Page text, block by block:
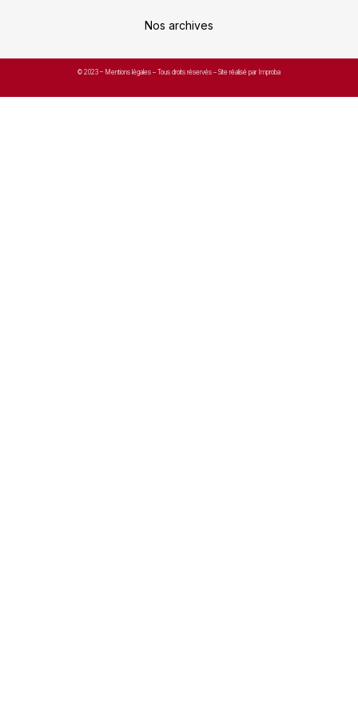
Nos archives
© 2023 – Mentions légales – Tous droits réservés – Site réalisé par Improba